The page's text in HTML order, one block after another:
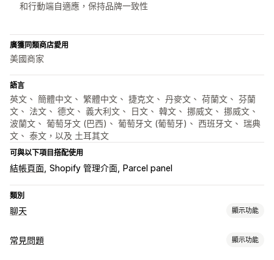
和行動端自適應，保持品牌一致性
廣獲同類商店愛用
美國商家
語言
英文、 簡體中文、 繁體中文、 捷克文、 丹麥文、 荷蘭文、 芬蘭
文、 法文、 德文、 義大利文、 日文、 韓文、 挪威文、 挪威文、
波蘭文、 葡萄牙文 (巴西)、 葡萄牙文 (葡萄牙)、 西班牙文、 瑞典
文、 泰文，以及 土耳其文
可與以下項目搭配使用
結帳頁面 Shopify 管理介面 Parcel panel
類別
聊天 顯示功能
即時傳訊
常見問題 顯示功能